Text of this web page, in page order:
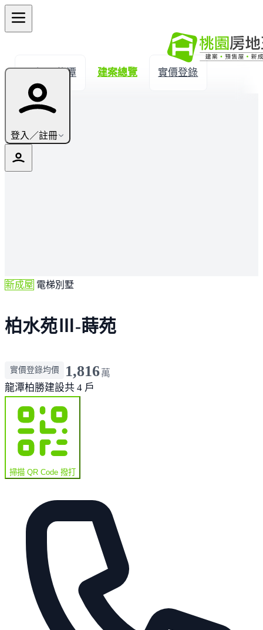
登入／註冊
← 返回龍潭 建案總覽 實價登錄
新成屋 電梯別墅
柏水苑Ⅲ-蒔苑
實價登錄均價 1,816萬
龍潭柏勝建設共 4 戶
掃描 QR Code 撥打